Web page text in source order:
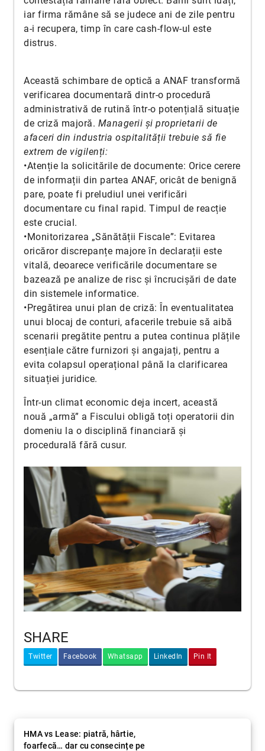
iar firma rămâne să se judece ani de zile pentru
a-i recupera, timp în care cash-flow-ul este
distrus.
Această schimbare de optică a ANAF transformă
verificarea documentară dintr-o procedură
administrativă de rutină într-o potențială situație
de criză majoră. Managerii și proprietarii de
afaceri din industria ospitalității trebuie să fie
extrem de vigilenți:
•Atenție la solicitările de documente: Orice cerere
de informații din partea ANAF, oricât de benignă
pare, poate fi preludiul unei verificări
documentare cu final rapid. Timpul de reacție
este crucial.
•Monitorizarea „Sănătății Fiscale”: Evitarea
oricăror discrepanțe majore în declarații este
vitală, deoarece verificările documentare se
bazează pe analize de risc și încrucișări de date
din sistemele informatice.
•Pregătirea unui plan de criză: În eventualitatea
unui blocaj de conturi, afacerile trebuie să aibă
scenarii pregătite pentru a putea continua plățile
esențiale către furnizori și angajați, pentru a
evita colapsul operațional până la clarificarea
situației juridice.
Într-un climat economic deja incert, această
nouă „armă” a Fiscului obligă toți operatorii din
domeniu la o disciplină financiară și
procedurală fără cusur.
SHARE
Twitter Facebook Whatsapp LinkedIn Pin It
HMA vs Lease: piatră, hârtie,
foarfecă… dar cu consecințe pe